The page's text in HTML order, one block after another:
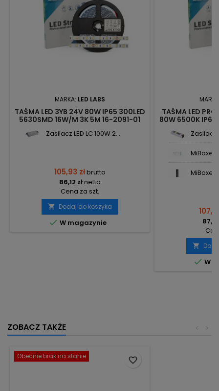
MARKA: LED LABS
TAŚMA LED 3YB 24V 80W IP65 300LED
5630SMD 16W/M 3K 5M 16-2091-01
Zasilacz LED LC 100W 2...
105,93 złbrutto
86,12 złnetto
Cena za szt.
 Dodaj do koszyka
 W magazynie
TAŚMA LED
80W 6500K
Zasilacz
MiBoxer
MiBoxer

 W
ZOBACZ TAKŻE >
<
Obecnie brak na stanie favorite_border